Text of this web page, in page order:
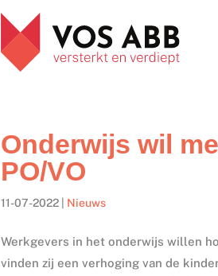
Onderwijs wil
PO/VO
11-07-2022 Nieuws
Werkgevers in het onderwijs willen
vinden zij een verhoging van de